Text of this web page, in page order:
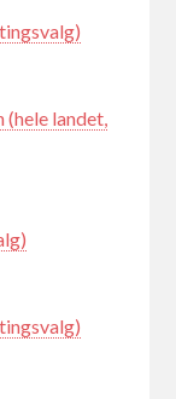
landet,